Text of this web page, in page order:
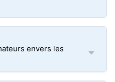
envers les